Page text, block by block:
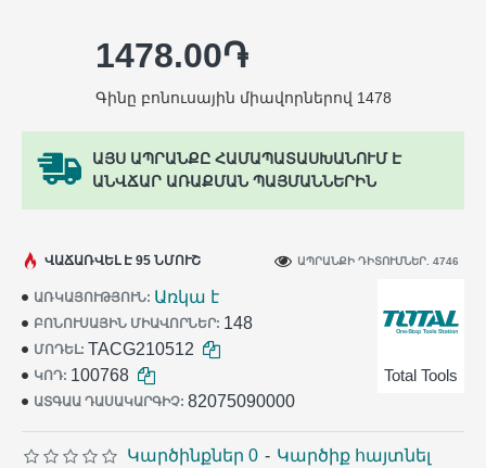
ԱՅՍ ԱՊՐԱՆՔԸ ՀԱՄԱՊԱՏԱՍԽԱՆՈՒՄ Է
ԱՆՎՃԱՐ ԱՌԱՔՄԱՆ ՊԱՅՄԱՆՆԵՐԻՆ
ԱՌԿԱՅՈՒԹՅՈՒՆ: Առկա է
ԲՈՆՈՒՍԱՅԻՆ ՄԻԱՎՈՐՆԵՐ: 148
ՄՈԴԵԼ: TACG210512
ԿՈԴ: 100768
ԱՏԳԱԱ ԴԱՍԱԿԱՐԳԻՉ: 82075090000
Total Tools
ՎԱՃԱՌՎԵԼ Է 95 ՆՄՈՒՇ ԱՊՐԱՆՔԻ ԴԻՏՈՒՄՆԵՐ. 4746
Կարծինքներ 0 - Կարծիք հայտնել
1478.00֏
Գինը բոնուսային միավորներով 1478